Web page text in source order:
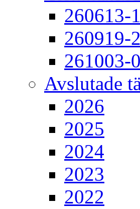
260613-
260919-
261003-
Avslutade
2026
2025
2024
2023
2022